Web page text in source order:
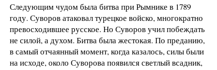
Следующим чудом была битва при Рымнике в 1789
году. Суворов атаковал турецкое войско, многократно
превосходившее русское. Но Суворов учил побеждать
не силой, а духом. Битва была жестокая. По преданию,
в самый отчаянный момент, когда казалось, силы были
на исходе, около Суворова появился светлый всадник,